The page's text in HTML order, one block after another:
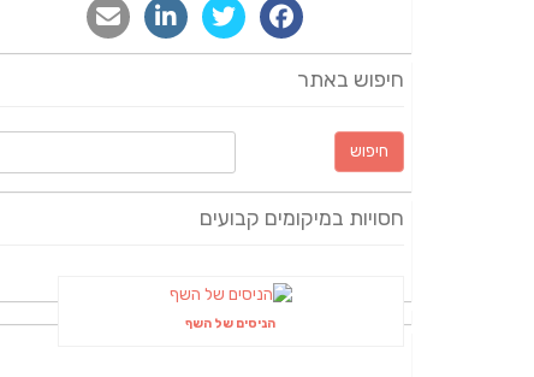
חיפוש באתר
חיפוש:
חסויות במיקומים קבועים
הניסים של השף